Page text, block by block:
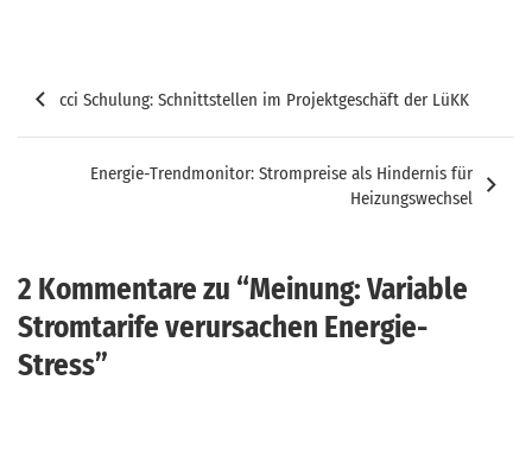
Beitragsnavigation
cci Schulung: Schnittstellen im Projektgeschäft der LüKK
Energie-Trendmonitor: Strompreise als Hindernis für
Heizungswechsel
2 Kommentare zu “Meinung: Variable
Stromtarife verursachen Energie-
Stress”